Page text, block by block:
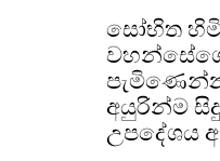
සෝභිත
අයුරින්ම
උපදේශය